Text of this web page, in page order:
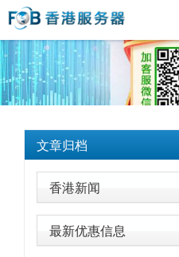
文章归档
香港新闻
最新优惠信息